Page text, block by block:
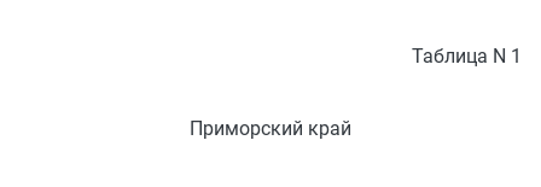
Таблица N 1
Приморский край